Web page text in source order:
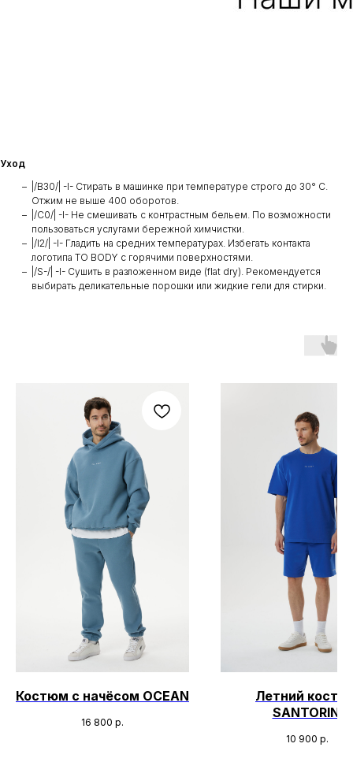
Уход
|/B30/| -I- Стирать в машинке при температуре строго до 30° C.
Отжим не выше 400 оборотов.
|/C0/| -I- Не смешивать с контрастным бельем. По возможности
пользоваться услугами бережной химчистки.
|/I2/| -I- Гладить на средних температурах. Избегать контакта
логотипа TO BODY с горячими поверхностями.
|/S-/| -I- Сушить в разложенном виде (flat dry). Рекомендуется
выбирать деликательные порошки или жидкие гели для стирки.
Костюм с начёсом OCEAN
16 800 р.
Летний
SANTORINI
10 900 р.